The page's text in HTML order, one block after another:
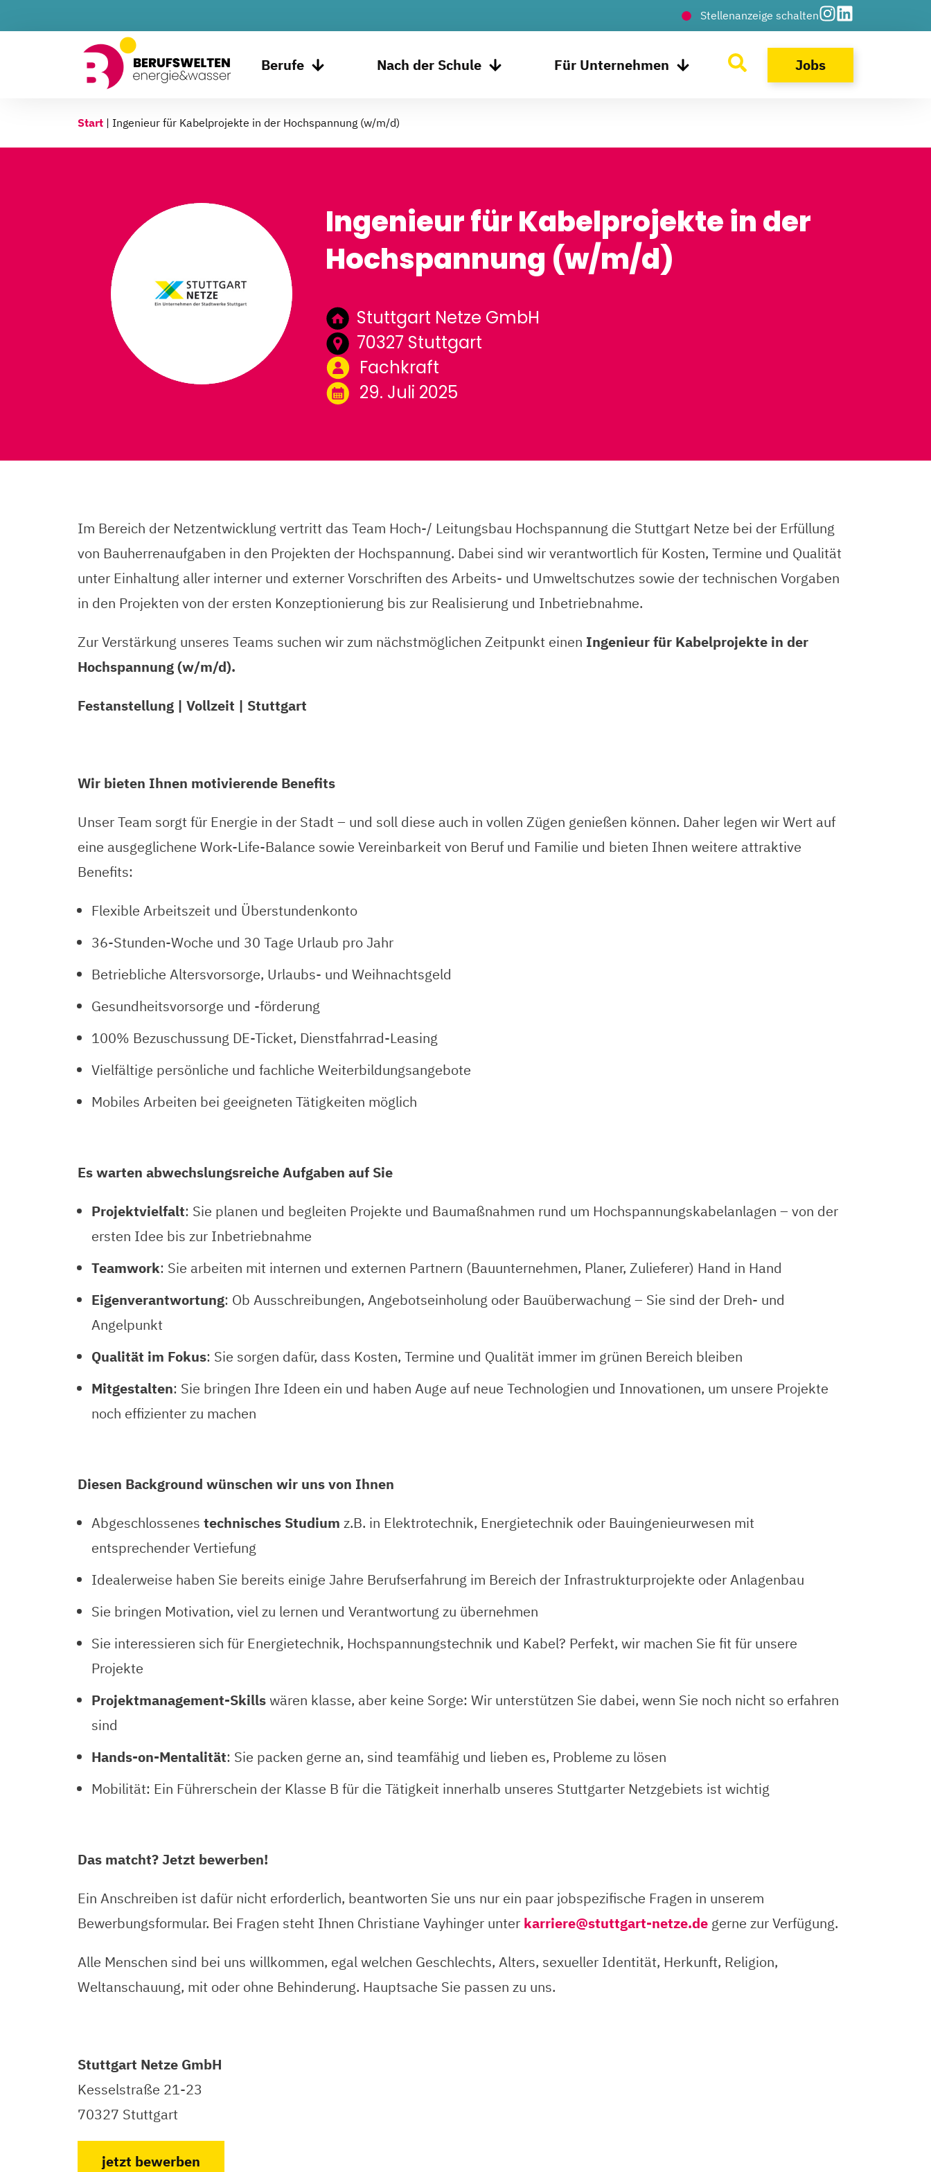
Stellenanzeige schalten
Berufe Nach der Schule Für Unternehmen Jobs
Start | Ingenieur für Kabelprojekte in der Hochspannung (w/m/d)
Ingenieur für Kabelprojekte in der
Hochspannung (w/m/d)
Stuttgart Netze GmbH
70327 Stuttgart
Fachkraft
29. Juli 2025
Im Bereich der Netzentwicklung vertritt das Team Hoch-/ Leitungsbau Hochspannung die Stuttgart Netze bei der Erfüllung
von Bauherrenaufgaben in den Projekten der Hochspannung. Dabei sind wir verantwortlich für Kosten, Termine und Qualität
unter Einhaltung aller interner und externer Vorschriften des Arbeits- und Umweltschutzes sowie der technischen Vorgaben
in den Projekten von der ersten Konzeptionierung bis zur Realisierung und Inbetriebnahme.
Zur Verstärkung unseres Teams suchen wir zum nächstmöglichen Zeitpunkt einen Ingenieur für Kabelprojekte in der
Hochspannung (w/m/d).
Festanstellung | Vollzeit | Stuttgart
Wir bieten Ihnen motivierende Benefits
Unser Team sorgt für Energie in der Stadt – und soll diese auch in vollen Zügen genießen können. Daher legen wir Wert auf
eine ausgeglichene Work-Life-Balance sowie Vereinbarkeit von Beruf und Familie und bieten Ihnen weitere attraktive
Benefits:
Flexible Arbeitszeit und Überstundenkonto
36-Stunden-Woche und 30 Tage Urlaub pro Jahr
Betriebliche Altersvorsorge, Urlaubs- und Weihnachtsgeld
Gesundheitsvorsorge und -förderung
100% Bezuschussung DE-Ticket, Dienstfahrrad-Leasing
Vielfältige persönliche und fachliche Weiterbildungsangebote
Mobiles Arbeiten bei geeigneten Tätigkeiten möglich
Es warten abwechslungsreiche Aufgaben auf Sie
Projektvielfalt: Sie planen und begleiten Projekte und Baumaßnahmen rund um Hochspannungskabelanlagen – von der
ersten Idee bis zur Inbetriebnahme
Teamwork: Sie arbeiten mit internen und externen Partnern (Bauunternehmen, Planer, Zulieferer) Hand in Hand
Eigenverantwortung: Ob Ausschreibungen, Angebotseinholung oder Bauüberwachung – Sie sind der Dreh- und
Angelpunkt
Qualität im Fokus: Sie sorgen dafür, dass Kosten, Termine und Qualität immer im grünen Bereich bleiben
Mitgestalten: Sie bringen Ihre Ideen ein und haben Auge auf neue Technologien und Innovationen, um unsere Projekte
noch effizienter zu machen
Diesen Background wünschen wir uns von Ihnen
Abgeschlossenes technisches Studium z.B. in Elektrotechnik, Energietechnik oder Bauingenieurwesen mit
entsprechender Vertiefung
Idealerweise haben Sie bereits einige Jahre Berufserfahrung im Bereich der Infrastrukturprojekte oder Anlagenbau
Sie bringen Motivation, viel zu lernen und Verantwortung zu übernehmen
Sie interessieren sich für Energietechnik, Hochspannungstechnik und Kabel? Perfekt, wir machen Sie fit für unsere
Projekte
Projektmanagement-Skillswären klasse, aber keine Sorge: Wir unterstützen Sie dabei, wenn Sie noch nicht so erfahren
sind
Hands-on-Mentalität: Sie packen gerne an, sind teamfähig und lieben es, Probleme zu lösen
Mobilität: Ein Führerschein der Klasse B für die Tätigkeit innerhalb unseres Stuttgarter Netzgebiets ist wichtig
Das matcht? Jetzt bewerben!
Ein Anschreiben ist dafür nicht erforderlich, beantworten Sie uns nur ein paar jobspezifische Fragen in unserem
Bewerbungsformular. Bei Fragen steht Ihnen Christiane Vayhinger unter karriere@stuttgart-netze.de gerne zur Verfügung.
Alle Menschen sind bei uns willkommen, egal welchen Geschlechts, Alters, sexueller Identität, Herkunft, Religion,
Weltanschauung, mit oder ohne Behinderung. Hauptsache Sie passen zu uns.
Stuttgart Netze GmbH
Kesselstraße 21-23
70327 Stuttgart
jetzt bewerben